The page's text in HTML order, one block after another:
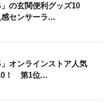
」の玄関便利グッズ10
センサーラ...
」オンラインストア人気
！ 第1位...